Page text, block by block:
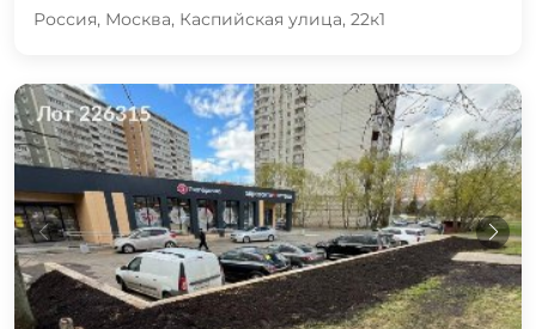
Россия, Москва, Каспийская улица, 22к1